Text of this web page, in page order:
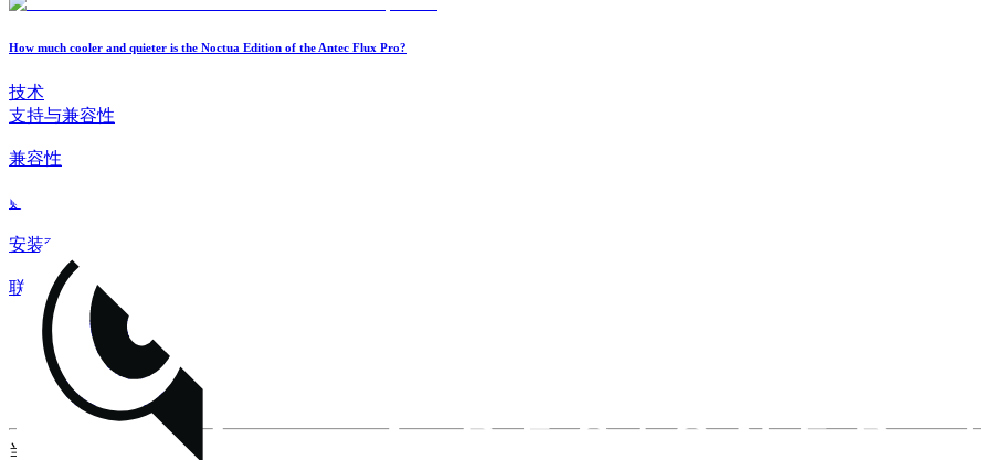
How much cooler and quieter is the Noctua Edition of the Antec Flux Pro?
技术
支持与兼容性
兼容性
购买指南
安装套件
联系
常见问题
安装
风扇安装夹
保修与售后流程
当前话题: